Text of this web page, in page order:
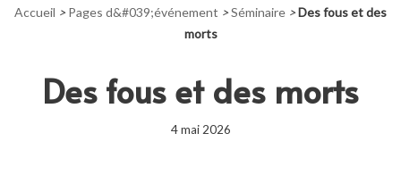
Accueil > Pages d&#039;événement >Séminaire >Des fous et des
morts
Des fous et des morts
4 mai 2026